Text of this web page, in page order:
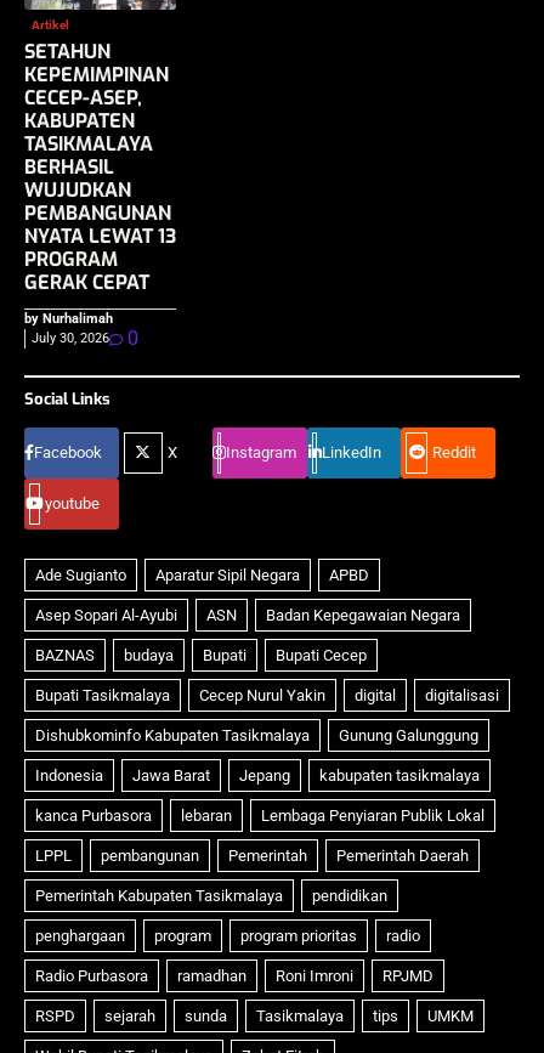
Artikel
SETAHUN
KEPEMIMPINAN
CECEP-ASEP,
KABUPATEN
TASIKMALAYA
BERHASIL
WUJUDKAN
PEMBANGUNAN
NYATA LEWAT 13
PROGRAM
GERAK CEPAT
by Nurhalimah
July 30, 2026
0
Social Links
Facebook X Instagram LinkedIn Reddit
youtube